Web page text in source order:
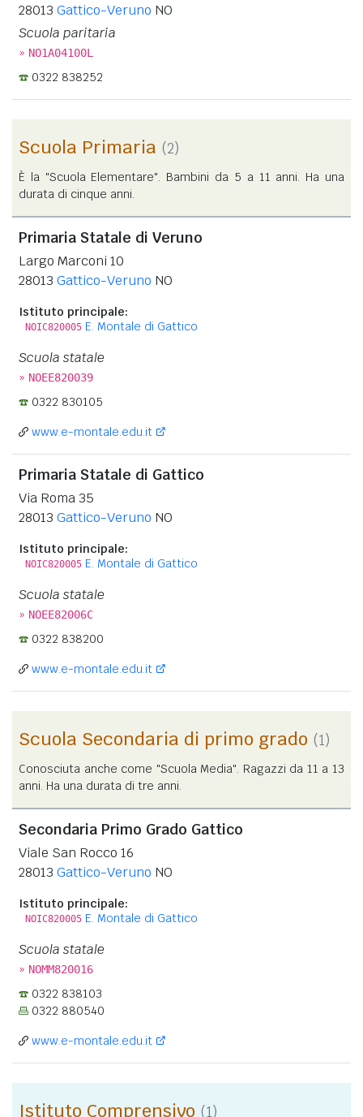
28013 Gattico-Veruno NO
Scuola paritaria
» NO1A04100L
0322 838252
Scuola Primaria (2)
È la "Scuola Elementare". Bambini da 5 a 11 anni. Ha una
durata di cinque anni.
Primaria Statale di Veruno
Largo Marconi 10
28013 Gattico-Veruno NO
Istituto principale:
NOIC820005 E. Montale di Gattico
Scuola statale
» NOEE820039
0322 830105
www.e-montale.edu.it
Primaria Statale di Gattico
Via Roma 35
28013 Gattico-Veruno NO
Istituto principale:
NOIC820005 E. Montale di Gattico
Scuola statale
» NOEE82006C
0322 838200
www.e-montale.edu.it
Scuola Secondaria di primo grado (1)
Conosciuta anche come "Scuola Media". Ragazzi da 11 a 13
anni. Ha una durata di tre anni.
Secondaria Primo Grado Gattico
Viale San Rocco 16
28013 Gattico-Veruno NO
Istituto principale:
NOIC820005 E. Montale di Gattico
Scuola statale
» NOMM820016
0322 838103
0322 880540
www.e-montale.edu.it
Istituto Comprensivo (1)